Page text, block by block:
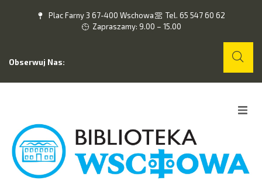
Plac Farny 3 67-400 Wschowa
Tel. 65 547 60 62
Zapraszamy: 9.00 – 15.00
Obserwuj Nas:
O nas